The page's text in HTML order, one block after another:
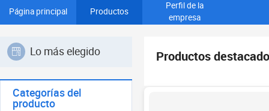
Página principal Productos
Perfil de la
empresa
Lo más elegido
Categorías del
producto
Productos